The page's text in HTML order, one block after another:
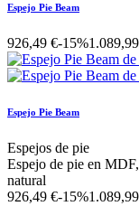
Espejo Pie Beam
926,49 €-15%
Espejo Pie Beam
Espejos de pie
Espejo de pie en
natural
926,49 €-15%